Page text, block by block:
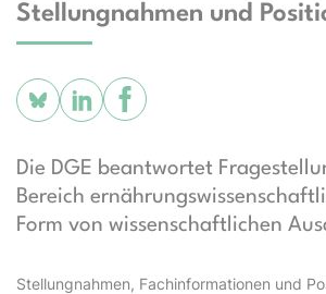
Stellungnahmen und
Die DGE beantwortet
Bereich
Form von wissenschaftlichen
Stellungnahmen, Fachinformationen und